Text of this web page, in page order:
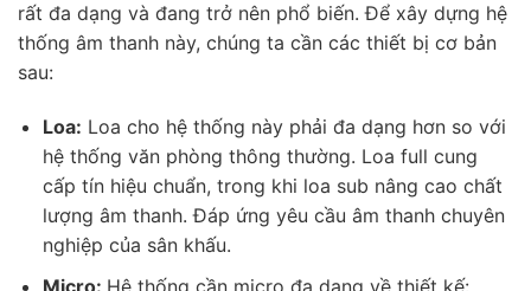
rất đa dạng và đang trở nên phổ biến. Để xây dựng hệ
thống âm thanh này, chúng ta cần các thiết bị cơ bản
sau:
Loa: Loa cho hệ thống này phải đa dạng hơn so với
hệ thống văn phòng thông thường. Loa full cung
cấp tín hiệu chuẩn, trong khi loa sub nâng cao chất
lượng âm thanh. Đáp ứng yêu cầu âm thanh chuyên
nghiệp của sân khấu.
Micro: Hệ thống cần micro đa dạng về thiết kế: